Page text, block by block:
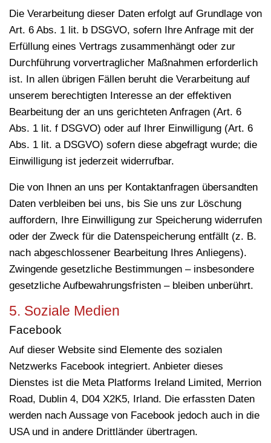
Die Verarbeitung dieser Daten erfolgt auf Grundlage von
Art. 6 Abs. 1 lit. b DSGVO, sofern Ihre Anfrage mit der
Erfüllung eines Vertrags zusammenhängt oder zur
Durchführung vorvertraglicher Maßnahmen erforderlich
ist. In allen übrigen Fällen beruht die Verarbeitung auf
unserem berechtigten Interesse an der effektiven
Bearbeitung der an uns gerichteten Anfragen (Art. 6
Abs. 1 lit. f DSGVO) oder auf Ihrer Einwilligung (Art. 6
Abs. 1 lit. a DSGVO) sofern diese abgefragt wurde; die
Einwilligung ist jederzeit widerrufbar.
Die von Ihnen an uns per Kontaktanfragen übersandten
Daten verbleiben bei uns, bis Sie uns zur Löschung
auffordern, Ihre Einwilligung zur Speicherung widerrufen
oder der Zweck für die Datenspeicherung entfällt (z. B.
nach abgeschlossener Bearbeitung Ihres Anliegens).
Zwingende gesetzliche Bestimmungen – insbesondere
gesetzliche Aufbewahrungsfristen – bleiben unberührt.
5. Soziale Medien
Facebook
Auf dieser Website sind Elemente des sozialen
Netzwerks Facebook integriert. Anbieter dieses
Dienstes ist die Meta Platforms Ireland Limited, Merrion
Road, Dublin 4, D04 X2K5, Irland. Die erfassten Daten
werden nach Aussage von Facebook jedoch auch in die
USA und in andere Drittländer übertragen.